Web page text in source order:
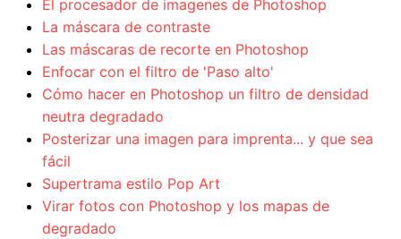
El procesador de imagenes de Photoshop
La máscara de contraste
Las máscaras de recorte en Photoshop
Enfocar con el filtro de 'Paso alto'
Cómo hacer en Photoshop un filtro de densidad
neutra degradado
Posterizar una imagen para imprenta... y que sea
fácil
Supertrama estilo Pop Art
Virar fotos con Photoshop y los mapas de
degradado